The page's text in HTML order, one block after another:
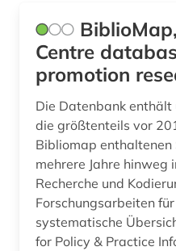
Centre
promotion
Die Datenbank
die größtenteils vor
Bibliomap
mehrere Jahre hinweg
Recherche und
Forschungsarbeiten
systematische
for Policy & Practice